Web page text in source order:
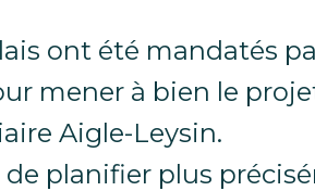
ont été mandatés
mener à bien le
Aigle-Leysin.
planifier plus